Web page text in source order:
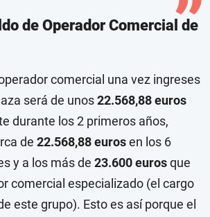
de Operador Comercial de
comercial una vez ingreses
será de unos22.568,88 euros
durante los 2 primeros años,
de 22.568,88 eurosen los 6
y a los más de 23.600 eurosque
comercial especializado (el cargo
este grupo). Esto es así porque el